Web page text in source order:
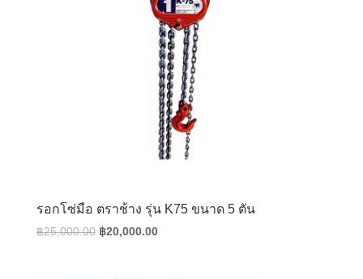
รอกโซ่มือ ตราช้าง รุ่น K75 ขนาด 5 ตัน
฿25,000.00 Original
฿20,000.00Current